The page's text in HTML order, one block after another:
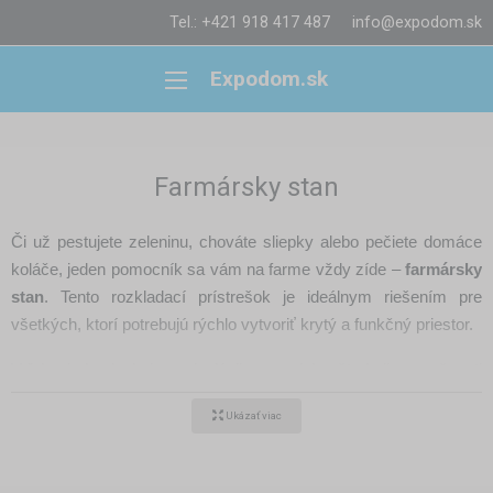
Tel.: +421 918 417 487 info@expodom.sk
Expodom.sk
Farmársky stan
Či už pestujete zeleninu, chováte sliepky alebo pečiete domáce
koláče, jeden pomocník sa vám na farme vždy zíde – farmársky
stan. Tento rozkladací prístrešok je ideálnym riešením pre
všetkých, ktorí potrebujú rýchlo vytvoriť krytý a funkčný priestor.
Ukázať viac